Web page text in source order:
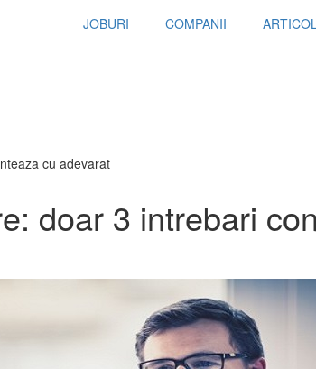
JOBURI COMPANII
cu adevarat
doar 3 intrebari